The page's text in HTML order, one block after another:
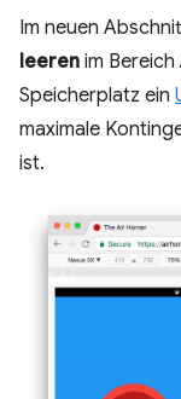
Im neuen
leeren im Bereich
Speicherplatz ein
maximale
ist.